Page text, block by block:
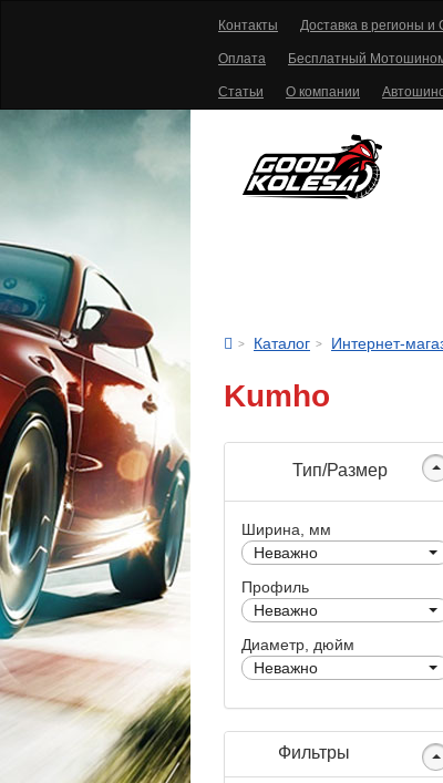
Контакты Доставка в регионы и
Оплата Бесплатный
Статьи О компании
Каталог Интернет-
Kumho
Тип/Размер
Ширина, мм
Неважно
Профиль
Неважно
Диаметр, дюйм
Неважно
Фильтры